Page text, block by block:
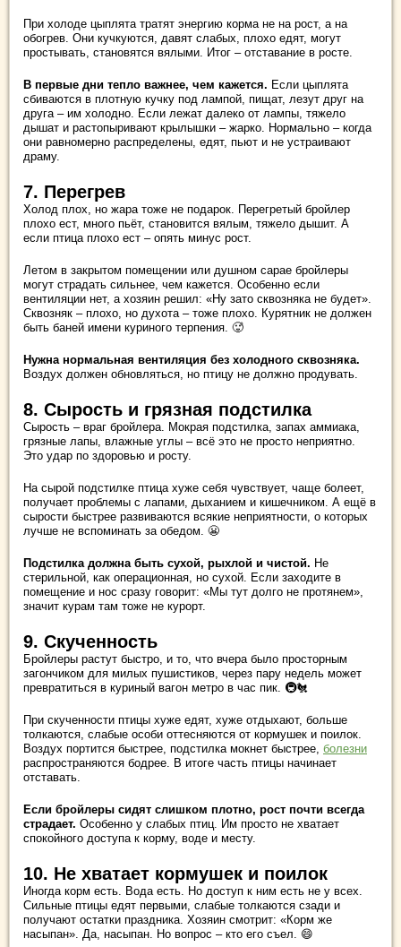
При холоде цыплята тратят энергию корма не на рост, а на
обогрев. Они кучкуются, давят слабых, плохо едят, могут
простывать, становятся вялыми. Итог – отставание в росте.
В первые дни тепло важнее, чем кажется. Если цыплята
сбиваются в плотную кучку под лампой, пищат, лезут друг на
друга – им холодно. Если лежат далеко от лампы, тяжело
дышат и растопыривают крылышки – жарко. Нормально – когда
они равномерно распределены, едят, пьют и не устраивают
драму.
7. Перегрев
Холод плох, но жара тоже не подарок. Перегретый бройлер
плохо ест, много пьёт, становится вялым, тяжело дышит. А
если птица плохо ест – опять минус рост.
Летом в закрытом помещении или душном сарае бройлеры
могут страдать сильнее, чем кажется. Особенно если
вентиляции нет, а хозяин решил: «Ну зато сквозняка не будет».
Сквозняк – плохо, но духота – тоже плохо. Курятник не должен
быть баней имени куриного терпения. 🥵
Нужна нормальная вентиляция без холодного сквозняка.
Воздух должен обновляться, но птицу не должно продувать.
8. Сырость и грязная подстилка
Сырость – враг бройлера. Мокрая подстилка, запах аммиака,
грязные лапы, влажные углы – всё это не просто неприятно.
Это удар по здоровью и росту.
На сырой подстилке птица хуже себя чувствует, чаще болеет,
получает проблемы с лапами, дыханием и кишечником. А ещё в
сырости быстрее развиваются всякие неприятности, о которых
лучше не вспоминать за обедом. 😬
Подстилка должна быть сухой, рыхлой и чистой. Не
стерильной, как операционная, но сухой. Если заходите в
помещение и нос сразу говорит: «Мы тут долго не протянем»,
значит курам там тоже не курорт.
9. Скученность
Бройлеры растут быстро, и то, что вчера было просторным
загончиком для милых пушистиков, через пару недель может
превратиться в куриный вагон метро в час пик. 🚇🐔
При скученности птицы хуже едят, хуже отдыхают, больше
толкаются, слабые особи оттесняются от кормушек и поилок.
Воздух портится быстрее, подстилка мокнет быстрее, болезни
распространяются бодрее. В итоге часть птицы начинает
отставать.
Если бройлеры сидят слишком плотно, рост почти всегда
страдает. Особенно у слабых птиц. Им просто не хватает
спокойного доступа к корму, воде и месту.
10. Не хватает кормушек и поилок
Иногда корм есть. Вода есть. Но доступ к ним есть не у всех.
Сильные птицы едят первыми, слабые толкаются сзади и
получают остатки праздника. Хозяин смотрит: «Корм же
насыпан». Да, насыпан. Но вопрос – кто его съел. 😄